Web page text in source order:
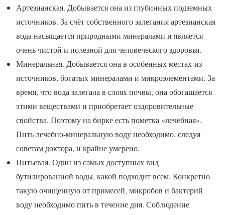
Артезианская. Добывается она из глубинных подземных
источников. За счёт собственного залегания артезианская
вода насыщается природными минералами и является
очень чистой и полезной для человеческого здоровья.
Минеральная. Добывается она в особенных местах-из
источников, богатых минералами и микроэлементами. За
время, что вода залегала в слоях почвы, она обогащается
этими веществами и приобретает оздоровительные
свойства. Поэтому на бирке есть пометка «лечебная».
Пить лечебно-минеральную воду необходимо, следуя
советам доктора, и крайне умерено.
Питьевая. Один из самых доступных вид
бутилированной воды, какой подходит всем. Конкретно
такую очищенную от примесей, микробов и бактерий
воду необходимо пить в течение дня. Соблюдение